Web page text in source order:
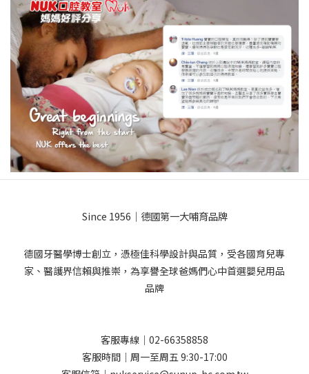
Since 1956｜德國第一大哺育品牌
德國牙醫學博士創立，憑極佳科學設計與品質，受各國育兒專
家、醫護界信賴與推崇，為享譽全球爸媽們心中首選嬰兒用品
品牌
客服專線｜02-66358858
客服時間｜周一至周五 9:30-17:00